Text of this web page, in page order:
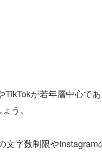
が若年層中心であ
う。
字数制限やInstagram